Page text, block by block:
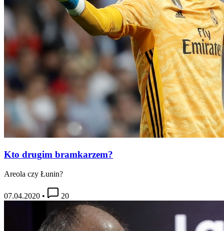
Kto drugim bramkarzem?
Areola czy Łunin?
07.04.2020 • 20